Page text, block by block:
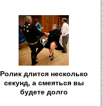
Ролик длится несколько
секунд, а смеяться вы
будете долго